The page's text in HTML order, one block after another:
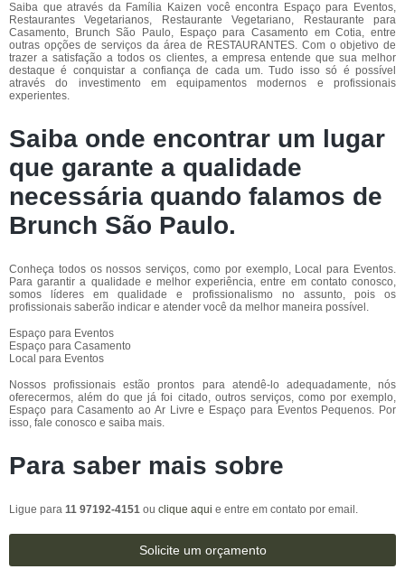
Saiba que através da Família Kaizen você encontra Espaço para Eventos,
Restaurantes Vegetarianos, Restaurante Vegetariano, Restaurante para
Casamento, Brunch São Paulo, Espaço para Casamento em Cotia, entre
outras opções de serviços da área de RESTAURANTES. Com o objetivo de
trazer a satisfação a todos os clientes, a empresa entende que sua melhor
destaque é conquistar a confiança de cada um. Tudo isso só é possível
através do investimento em equipamentos modernos e profissionais
experientes.
Saiba onde encontrar um lugar
que garante a qualidade
necessária quando falamos de
Brunch São Paulo.
Conheça todos os nossos serviços, como por exemplo, Local para Eventos.
Para garantir a qualidade e melhor experiência, entre em contato conosco,
somos líderes em qualidade e profissionalismo no assunto, pois os
profissionais saberão indicar e atender você da melhor maneira possível.
Espaço para Eventos
Espaço para Casamento
Local para Eventos
Nossos profissionais estão prontos para atendê-lo adequadamente, nós
oferecermos, além do que já foi citado, outros serviços, como por exemplo,
Espaço para Casamento ao Ar Livre e Espaço para Eventos Pequenos. Por
isso, fale conosco e saiba mais.
Para saber mais sobre
Ligue para 11 97192-4151 ou clique aqui e entre em contato por email.
Solicite um orçamento